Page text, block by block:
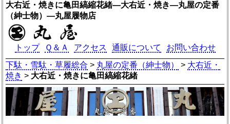
大右近・焼きに亀田縞縮花緒―大右近・焼き―丸屋の定番
（紳士物）―丸屋履物店
トップ Ｑ＆Ａ アクセス 通販について
お問い合わせ
下駄・雪駄・草履総合 > 丸屋の定番（紳士物） > 大右近・
焼き > 大右近・焼きに亀田縞縮花緒